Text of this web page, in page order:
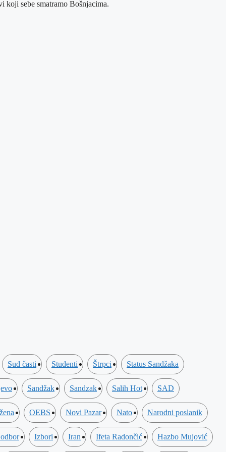
koji sebe smatramo Bošnjacima.
Sud časti Studenti Štrpci Status Sandžaka
Sandžak Sandzak Salih Hot SAD
OEBS Novi Pazar Nato Narodni poslanik
Izbori Iran Ifeta Radončić Hazbo Mujović